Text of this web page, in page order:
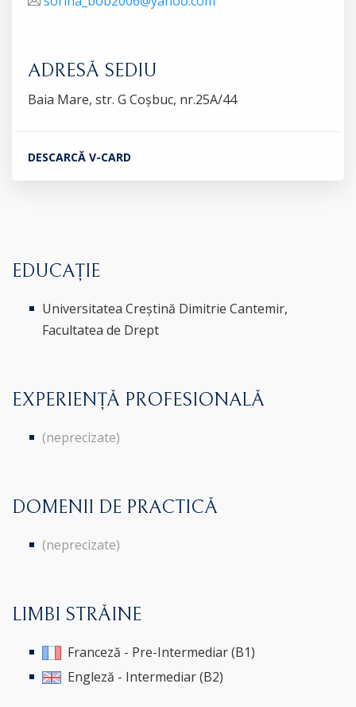
ADRESĂ SEDIU
Baia Mare, str. G Coșbuc, nr.25A/44
DESCARCĂ V-CARD
EDUCAȚIE
Universitatea Creștină Dimitrie Cantemir,
Facultatea de Drept
EXPERIENȚĂ PROFESIONALĂ
(neprecizate)
DOMENII DE PRACTICĂ
(neprecizate)
LIMBI STRĂINE
Franceză - Pre-Intermediar (B1)
Engleză - Intermediar (B2)